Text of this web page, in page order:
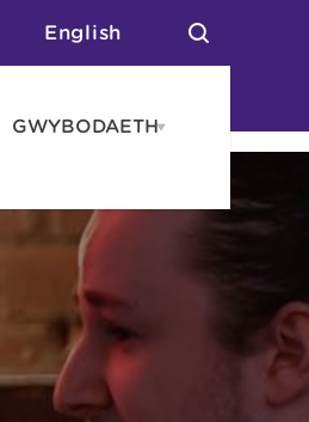
English
GWYBODAETHOpen